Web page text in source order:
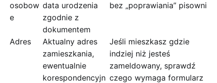
osobow
e
data urodzenia
zgodnie z
dokumentem
bez „poprawiania” pisowni
Adres
Aktualny adres
zamieszkania,
ewentualnie
korespondencyjn
Jeśli mieszkasz gdzie
indziej niż jesteś
zameldowany, sprawdź
czego wymaga formularz